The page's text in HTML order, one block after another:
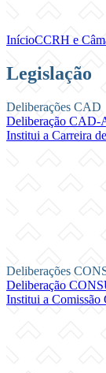
InícioCCRH e
Legislação
Deliberações CAD
Deliberação CAD-
Institui a Carreira
Deliberações
Deliberação
Institui a Comissão